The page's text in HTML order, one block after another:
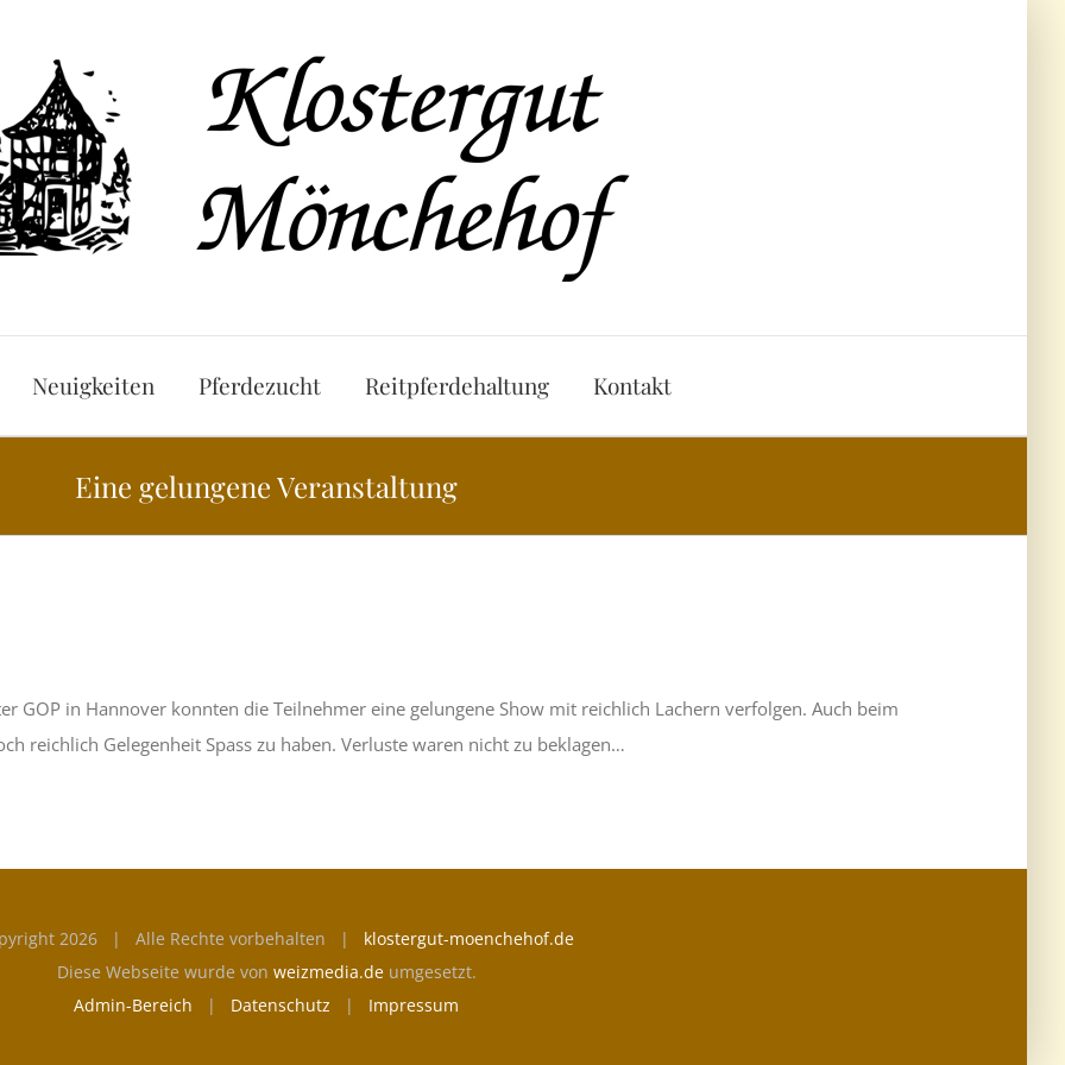
Neuigkeiten Pferdezucht Reitpferdehaltung Kontakt
Eine gelungene Veranstaltung
GOP in Hannover konnten die Teilnehmer eine gelungene Show mit reichlich Lachern verfolgen. Auch beim
reichlich Gelegenheit Spass zu haben. Verluste waren nicht zu beklagen…
2026 | Alle Rechte vorbehalten | klostergut-moenchehof.de
Diese Webseite wurde von weizmedia.deumgesetzt.
Admin-Bereich | Datenschutz | Impressum